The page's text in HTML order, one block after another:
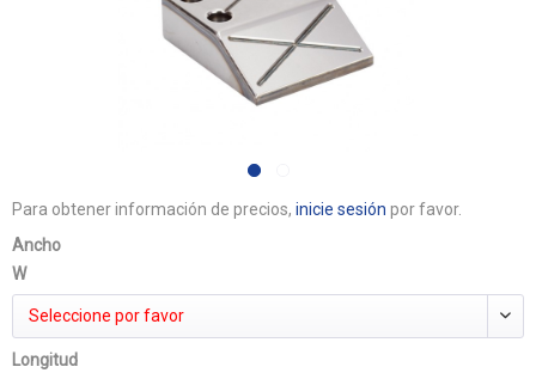
Para obtener información de precios, inicie sesión por favor.
Ancho
W
Seleccione por favor
Longitud